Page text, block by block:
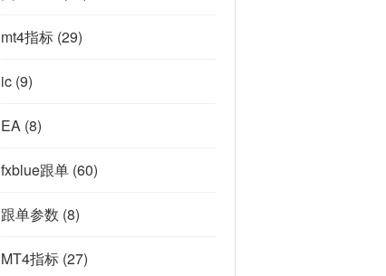
mt4指标(29)
ic(9)
EA(8)
fxblue跟单(60)
跟单参数 (8)
MT4指标(27)